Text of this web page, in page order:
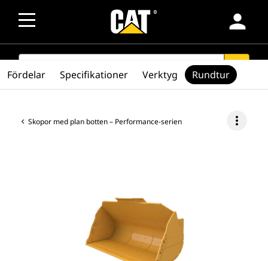
person
SEARCH search
Skopor med plan botten – Performance-serien more_vert
Fördelar Specifikationer Verktyg Rundtur